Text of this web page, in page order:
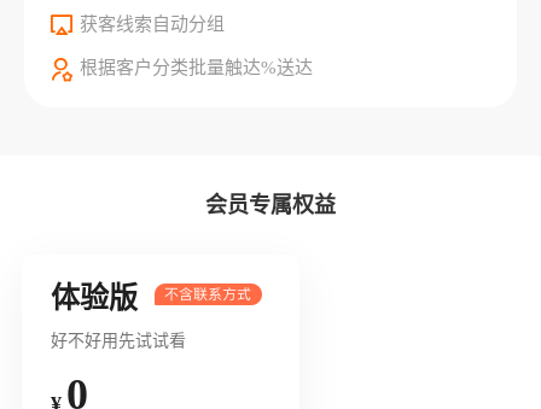
获客线索自动分组
根据客户分类批量触达%送达
会员专属权益
体验版
好不好用先试试看
¥ 0